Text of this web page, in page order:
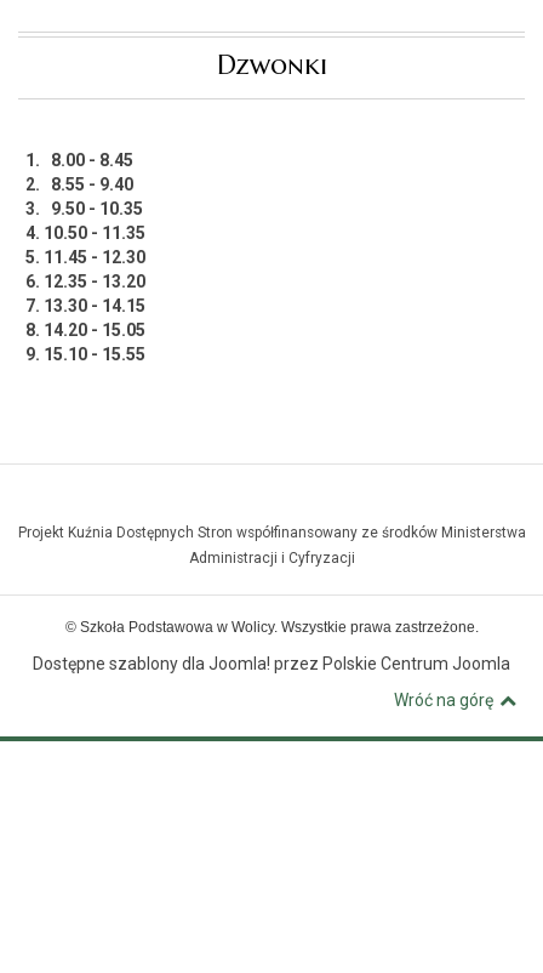
Dzwonki
1. 8.00 - 8.45
2. 8.55 - 9.40
3. 9.50 - 10.35
4. 10.50 - 11.35
5. 11.45 - 12.30
6. 12.35 - 13.20
7. 13.30 - 14.15
8. 14.20 - 15.05
9. 15.10 - 15.55
Projekt Kuźnia Dostępnych Stron współfinansowany ze środków Ministerstwa
Administracji i Cyfryzacji
© Szkoła Podstawowa w Wolicy. Wszystkie prawa zastrzeżone.
Dostępne szablony dla Joomla! przez Polskie Centrum Joomla
Wróć na górę